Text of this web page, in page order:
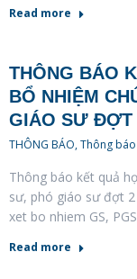
Read more
THÔNG BÁO
BỔ NHIỆM
GIÁO SƯ ĐỢT
THÔNG BÁO,Thông
Thông báo kết quả
sư, phó giáo sư đợt
xet bo nhiem GS,
Read more